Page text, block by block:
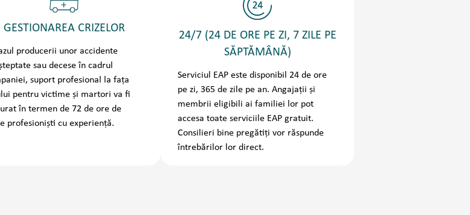
GESTIONAREA CRIZELOR
producerii unor accidente
sau decese în cadrul
suport profesional la fața
pentru victime și martori va fi
în termen de 72 de ore de
profesioniști cu experiență.
24/7 (24 DE ORE PE ZI, 7 ZILE PE
SĂPTĂMÂNĂ)
Serviciul EAP este disponibil 24 de ore
pe zi, 365 de zile pe an. Angajații și
membrii eligibili ai familiei lor pot
accesa toate serviciile EAP gratuit.
Consilieri bine pregătiți vor răspunde
întrebărilor lor direct.